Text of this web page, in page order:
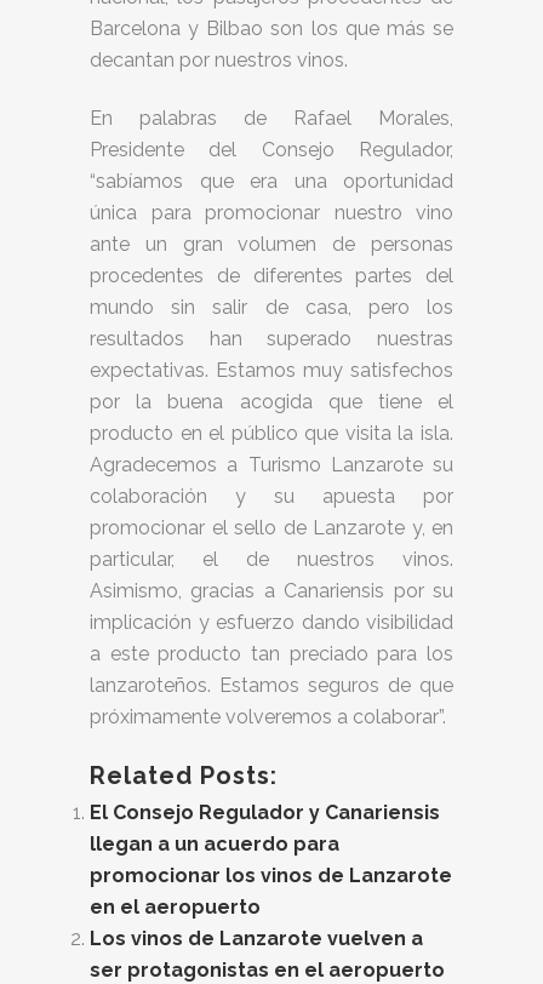
Barcelona y Bilbao son los que más se
decantan por nuestros vinos.
En palabras de Rafael Morales,
Presidente del Consejo Regulador,
“sabíamos que era una oportunidad
única para promocionar nuestro vino
ante un gran volumen de personas
procedentes de diferentes partes del
mundo sin salir de casa, pero los
resultados han superado nuestras
expectativas. Estamos muy satisfechos
por la buena acogida que tiene el
producto en el público que visita la isla.
Agradecemos a Turismo Lanzarote su
colaboración y su apuesta por
promocionar el sello de Lanzarote y, en
particular, el de nuestros vinos.
Asimismo, gracias a Canariensis por su
implicación y esfuerzo dando visibilidad
a este producto tan preciado para los
lanzaroteños. Estamos seguros de que
próximamente volveremos a colaborar”.
Related Posts:
El Consejo Regulador y Canariensis
llegan a un acuerdo para
promocionar los vinos de Lanzarote
en el aeropuerto
Los vinos de Lanzarote vuelven a
ser protagonistas en el aeropuerto